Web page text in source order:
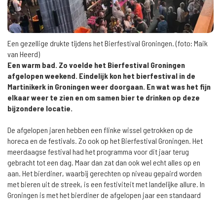
Een warm bad. Zo voelde het Bierfestival Groningen
afgelopen weekend. Eindelijk kon het bierfestival in de
Martinikerk in Groningen weer doorgaan. En wat was het fijn
elkaar weer te zien en om samen bier te drinken op deze
bijzondere locatie.
De afgelopen jaren hebben een flinke wissel getrokken op de
horeca en de festivals. Zo ook op het Bierfestival Groningen. Het
meerdaagse festival had het programma voor dit jaar terug
gebracht tot een dag. Maar dan zat dan ook wel echt alles op en
aan. Het bierdiner, waarbij gerechten op niveau gepaird worden
met bieren uit de streek, is een festiviteit met landelijke allure. In
Groningen is met het bierdiner de afgelopen jaar een standaard
Een gezellige drukte tijdens het Bierfestival Groningen. (foto: Maik
van Heerd)